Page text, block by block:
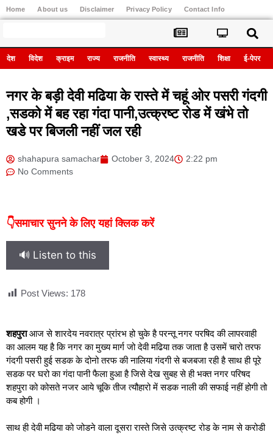
Home About us Disclaimer Privacy Policy Contact Info
देश विदेश क्राइम राज्य राजनीति स्वास्थ्य राजनीति शिक्षा ई-पेपर
नगर के बड़ी देवी मढिया के रास्ते में चहूं ओर पसरी गंदगी
,सडको में बह रहा गंदा पानी,उत्क्रष्ट रोड में खंभे तो
खडे पर बिजली नहीं जल रही
shahapura samachar October 3, 2024
2:22 pm
No Comments
👇समाचार सुनने के लिए यहां क्लिक करें
🔊 Listen to this
Post Views: 178
शहपुराआज से शारदेय नवरात्र प्रांरभ हो चुके है परन्तू नगर परषिद की लापरवाही
का आलम यह है कि नगर का मुख्य मार्ग जो देवी मढिया तक जाता है उसमें चारो तरफ
गंदगी पसरी हुई सडक के दोनो तरफ की नालिया गंदगी से बजबजा रही है साथ ही पूरे
सडक पर घरो का गंदा पानी फैला हुआ है जिसे देख सुबह से ही भक्त नगर परिषद
शहपुरा को कोसते नजर आये चूकि तीज त्यौहारो में सडक नाली की सफाई नहीं होगी तो
कब होगी ।
साथ ही देवी मढिया को जोडने वाला दूसरा रास्ते जिसे उत्क्रष्ट रोड के नाम से करोडी